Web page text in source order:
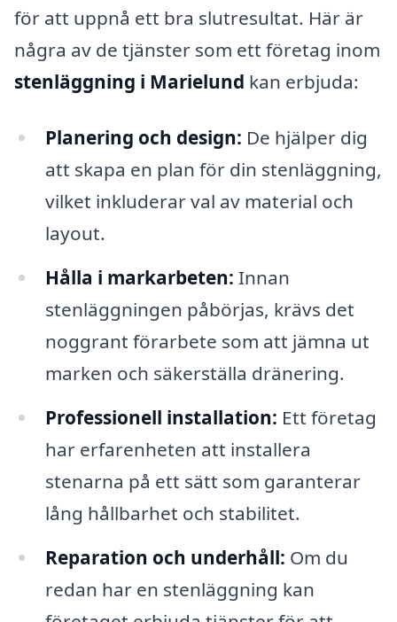
för att uppnå ett bra slutresultat. Här är
några av de tjänster som ett företag inom
stenläggning i Marielund kan erbjuda:
Planering och design: De hjälper dig
att skapa en plan för din stenläggning,
vilket inkluderar val av material och
layout.
Hålla i markarbeten: Innan
stenläggningen påbörjas, krävs det
noggrant förarbete som att jämna ut
marken och säkerställa dränering.
Professionell installation: Ett företag
har erfarenheten att installera
stenarna på ett sätt som garanterar
lång hållbarhet och stabilitet.
Reparation och underhåll: Om du
redan har en stenläggning kan